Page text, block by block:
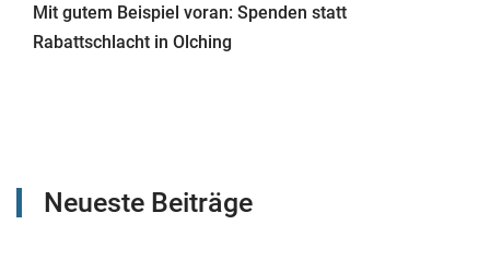
Mit gutem Beispiel voran: Spenden statt
Rabattschlacht in Olching
Neueste Beiträge